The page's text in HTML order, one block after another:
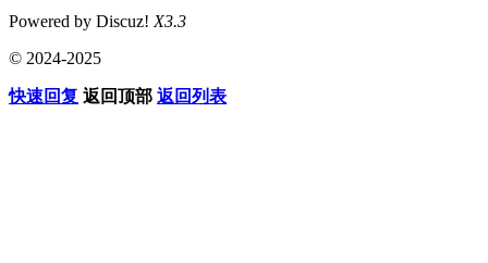
Powered by Discuz! X3.3
© 2024-2025
快速回复 返回顶部 返回列表